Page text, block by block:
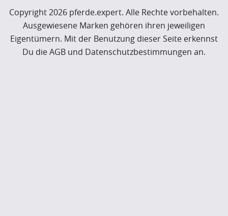
Copyright 2026 pferde.expert. Alle Rechte vorbehalten.
Ausgewiesene Marken gehören ihren jeweiligen
Eigentümern. Mit der Benutzung dieser Seite erkennst
Du die AGB und Datenschutzbestimmungen an.